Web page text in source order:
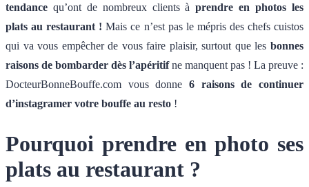
tendance qu’ont de nombreux clients àprendre en photos les
plats au restaurant !Mais ce n’est pas le mépris des chefs cuistos
qui va vous empêcher de vous faire plaisir, surtout que les bonnes
raisons de bombarder dès l’apéritifne manquent pas ! La preuve :
DocteurBonneBouffe.com vous donne 6 raisons de continuer
d’instagramer votre bouffe au resto !
Pourquoi prendre en photo ses
plats au restaurant ?